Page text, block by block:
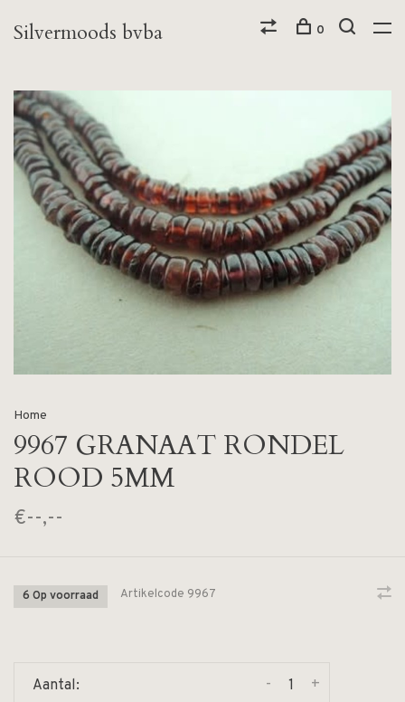
Silvermoods bvba 0
Home
9967 GRANAAT RONDEL
ROOD 5MM
€--,--
6 Op voorraad Artikelcode 9967
Aantal: +
-